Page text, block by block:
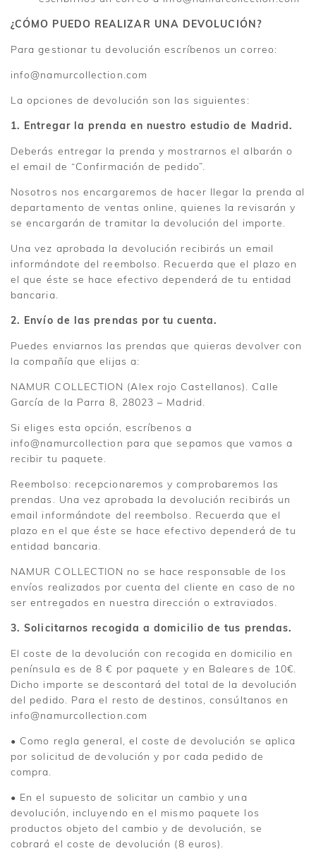
¿CÓMO PUEDO REALIZAR UNA DEVOLUCIÓN?
Para gestionar tu devolución escríbenos un correo:
info@namurcollection.com
La opciones de devolución son las siguientes:
1. Entregar la prenda en nuestro estudio de Madrid.
Deberás entregar la prenda y mostrarnos el albarán o
el email de “Confirmación de pedido”.
Nosotros nos encargaremos de hacer llegar la prenda al
departamento de ventas online, quienes la revisarán y
se encargarán de tramitar la devolución del importe.
Una vez aprobada la devolución recibirás un email
informándote del reembolso. Recuerda que el plazo en
el que éste se hace efectivo dependerá de tu entidad
bancaria.
2. Envío de las prendas por tu cuenta.
Puedes enviarnos las prendas que quieras devolver con
la compañía que elijas a:
NAMUR COLLECTION (Alex rojo Castellanos). Calle
García de la Parra 8, 28023 – Madrid.
Si eliges esta opción, escríbenos a
info@namurcollection para que sepamos que vamos a
recibir tu paquete.
Reembolso: recepcionaremos y comprobaremos las
prendas. Una vez aprobada la devolución recibirás un
email informándote del reembolso. Recuerda que el
plazo en el que éste se hace efectivo dependerá de tu
entidad bancaria.
NAMUR COLLECTION no se hace responsable de los
envíos realizados por cuenta del cliente en caso de no
ser entregados en nuestra dirección o extraviados.
3. Solicitarnos recogida a domicilio de tus prendas.
El coste de la devolución con recogida en domicilio en
península es de 8 € por paquete y en Baleares de 10€.
Dicho importe se descontará del total de la devolución
del pedido. Para el resto de destinos, consúltanos en
info@namurcollection.com
• Como regla general, el coste de devolución se aplica
por solicitud de devolución y por cada pedido de
compra.
• En el supuesto de solicitar un cambio y una
devolución, incluyendo en el mismo paquete los
productos objeto del cambio y de devolución, se
cobrará el coste de devolución (8 euros).